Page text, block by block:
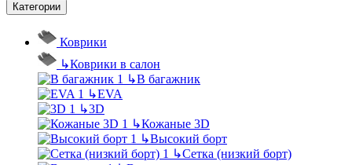
Категории
Коврики
↳Коврики в салон
↳В багажник
↳EVA
↳3D
↳Кожаные 3D
↳Высокий борт
↳Сетка (низкий борт)